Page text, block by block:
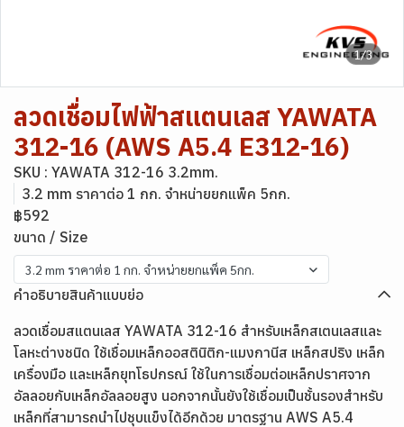
1/3
ลวดเชื่อมไฟฟ้าสแตนเลส YAWATA
312-16 (AWS A5.4 E312-16)
SKU : YAWATA 312-16 3.2mm.
3.2 mm ราคาต่อ 1 กก. จำหน่ายยกแพ็ค 5กก.
฿592
ขนาด / Size
3.2 mm ราคาต่อ 1 กก. จำหน่ายยกแพ็ค 5กก.
คำอธิบายสินค้าแบบย่อ
ลวดเชื่อมสแตนเลส YAWATA 312-16 สำหรับเหล็กสเตนเลสและ
โลหะต่างชนิด ใช้เชื่อมเหล็กออสตินิติก-แมงกานีส เหล็กสปริง เหล็ก
เครื่องมือ และเหล็กยุทโธปกรณ์ ใช้ในการเชื่อมต่อเหล็กปราศจาก
อัลลอยกับเหล็กอัลลอยสูง นอกจากนั้นยังใช้เชื่อมเป็นชั้นรองสำหรับ
เหล็กที่สามารถนำไปชุบแข็งได้อีกด้วย มาตรฐาน AWS A5.4